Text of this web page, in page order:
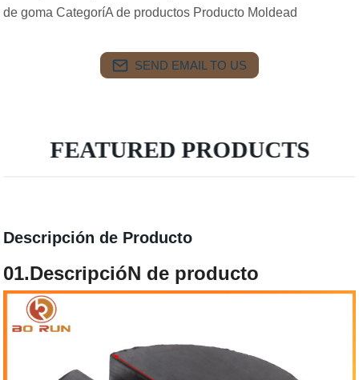
de goma CategoríA de productos Producto Moldead
SEND EMAIL TO US
FEATURED PRODUCTS
Descripción de Producto
01.DescripcióN de producto